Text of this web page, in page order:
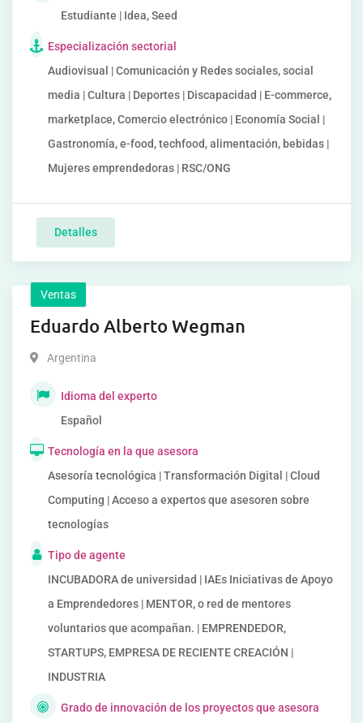
Estudiante | Idea, Seed
Especialización sectorial
Audiovisual | Comunicación y Redes sociales, social
media | Cultura | Deportes | Discapacidad | E-commerce,
marketplace, Comercio electrónico | Economía Social |
Gastronomía, e-food, techfood, alimentación, bebidas |
Mujeres emprendedoras | RSC/ONG
Detalles
Ventas
Eduardo Alberto Wegman
Argentina
Idioma del experto
Español
Tecnología en la que asesora
Asesoría tecnológica | Transformación Digital | Cloud
Computing | Acceso a expertos que asesoren sobre
tecnologías
Tipo de agente
INCUBADORA de universidad | IAEs Iniciativas de Apoyo
a Emprendedores | MENTOR, o red de mentores
voluntarios que acompañan. | EMPRENDEDOR,
STARTUPS, EMPRESA DE RECIENTE CREACIÓN |
INDUSTRIA
Grado de innovación de los proyectos que asesora